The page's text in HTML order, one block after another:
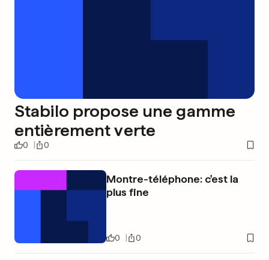
Stabilo propose une gamme
entièrement verte
0 0
Montre-téléphone: c'est la
plus fine
0 0